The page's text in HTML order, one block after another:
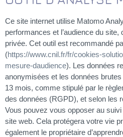
Ce site internet utilise Matomo
performances et l’audience du
privée. Cet outil est recommandé
(https://www.cnil.fr/fr/cookies-
mesure-daudience). Les données
anonymisées et les données
13 mois, comme stipulé par le
des données (RGPD), et selon les
Vous pouvez vous opposer au
site web. Cela protégera votre vie
également le propriétaire